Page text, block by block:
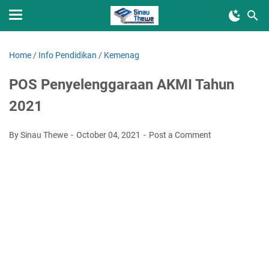
Home / Info Pendidikan / Kemenag
POS Penyelenggaraan AKMI Tahun
2021
By Sinau Thewe October 04, 2021 Post a Comment